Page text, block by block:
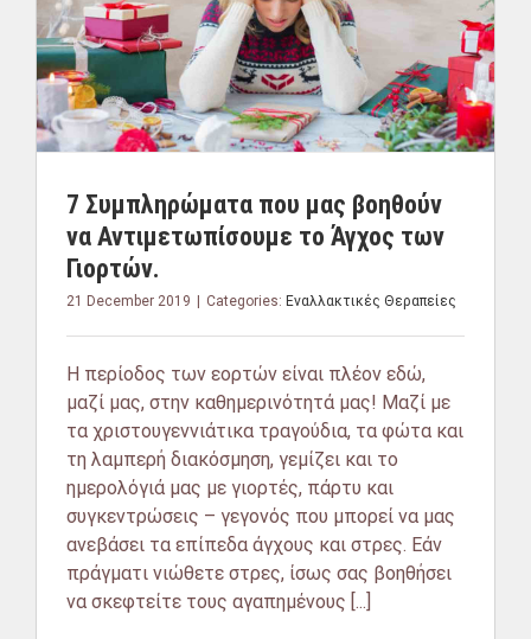
7 Συμπληρώματα που μας βοηθούν
να Αντιμετωπίσουμε το Άγχος των
Γιορτών.
21 December 2019 Categories: Εναλλακτικές Θεραπείες
Η περίοδος των εορτών είναι πλέον εδώ,
μαζί μας, στην καθημερινότητά μας! Μαζί με
τα χριστουγεννιάτικα τραγούδια, τα φώτα και
τη λαμπερή διακόσμηση, γεμίζει και το
ημερολόγιά μας με γιορτές, πάρτυ και
συγκεντρώσεις – γεγονός που μπορεί να μας
ανεβάσει τα επίπεδα άγχους και στρες. Εάν
πράγματι νιώθετε στρες, ίσως σας βοηθήσει
να σκεφτείτε τους αγαπημένους [...]